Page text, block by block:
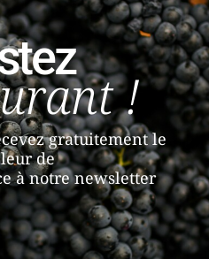
!
gratuitement le
de
à notre newsletter